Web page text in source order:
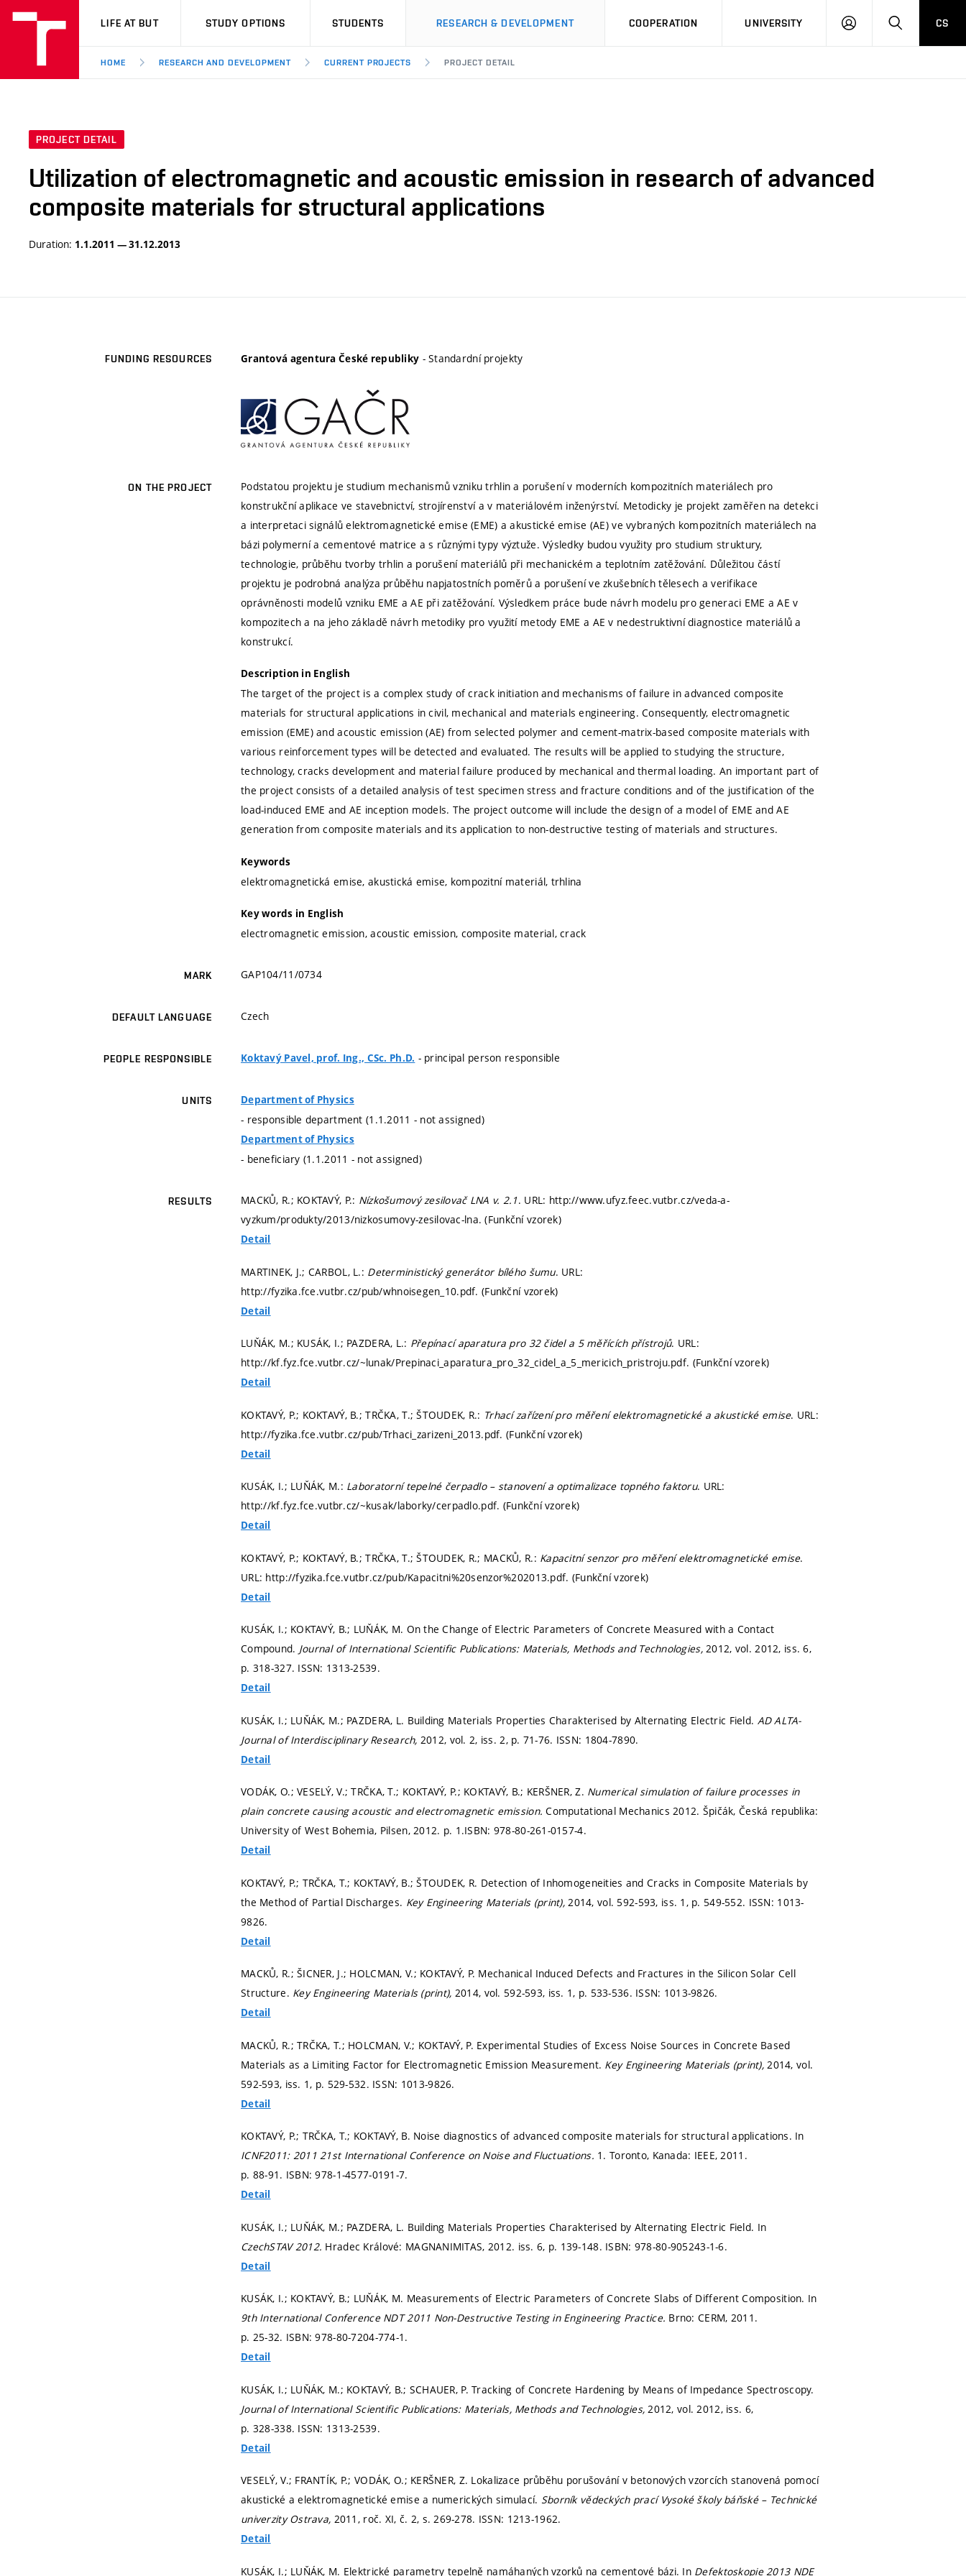
VUT
LIFE AT BUT STUDY OPTIONS STUDENTS RESEARCH & DEVELOPMENT COOPERATION UNIVERSITY
LOG
SEARCHCS
HOME RESEARCH AND DEVELOPMENT CURRENT PROJECTS PROJECT DETAIL
PROJECT DETAIL
Utilization of electromagnetic and acoustic emission in research of advanced
composite materials for structural applications
Duration: 1.1.2011 — 31.12.2013
FUNDING RESOURCES Grantová agentura České republiky - Standardní projekty
ON THE PROJECT
Podstatou projektu je studium mechanismů vzniku trhlin a porušení v moderních kompozitních materiálech pro
konstrukční aplikace ve stavebnictví, strojírenství a v materiálovém inženýrství. Metodicky je projekt zaměřen na detekci
a interpretaci signálů elektromagnetické emise (EME) a akustické emise (AE) ve vybraných kompozitních materiálech na
bázi polymerní a cementové matrice a s různými typy výztuže. Výsledky budou využity pro studium struktury,
technologie, průběhu tvorby trhlin a porušení materiálů při mechanickém a teplotním zatěžování. Důležitou částí
projektu je podrobná analýza průběhu napjatostních poměrů a porušení ve zkušebních tělesech a verifikace
oprávněnosti modelů vzniku EME a AE při zatěžování. Výsledkem práce bude návrh modelu pro generaci EME a AE v
kompozitech a na jeho základě návrh metodiky pro využití metody EME a AE v nedestruktivní diagnostice materiálů a
konstrukcí.
Description in English
The target of the project is a complex study of crack initiation and mechanisms of failure in advanced composite
materials for structural applications in civil, mechanical and materials engineering. Consequently, electromagnetic
emission (EME) and acoustic emission (AE) from selected polymer and cement-matrix-based composite materials with
various reinforcement types will be detected and evaluated. The results will be applied to studying the structure,
technology, cracks development and material failure produced by mechanical and thermal loading. An important part of
the project consists of a detailed analysis of test specimen stress and fracture conditions and of the justification of the
load-induced EME and AE inception models. The project outcome will include the design of a model of EME and AE
generation from composite materials and its application to non-destructive testing of materials and structures.
Keywords
elektromagnetická emise, akustická emise, kompozitní materiál, trhlina
Key words in English
electromagnetic emission, acoustic emission, composite material, crack
MARK GAP104/11/0734
DEFAULT LANGUAGE Czech
PEOPLE RESPONSIBLE Koktavý Pavel, prof. Ing., CSc. Ph.D. - principal person responsible
UNITS Department of Physics
- responsible department (1.1.2011 - not assigned)
Department of Physics
- beneficiary (1.1.2011 - not assigned)
RESULTS MACKŮ, R.; KOKTAVÝ, P.: Nízkošumový zesilovač LNA v. 2.1. URL: http://www.ufyz.feec.vutbr.cz/veda-a-
vyzkum/produkty/2013/nizkosumovy-zesilovac-lna. (Funkční vzorek)
Detail
MARTINEK, J.; CARBOL, L.: Deterministický generátor bílého šumu. URL:
http://fyzika.fce.vutbr.cz/pub/whnoisegen_10.pdf. (Funkční vzorek)
Detail
LUŇÁK, M.; KUSÁK, I.; PAZDERA, L.: Přepínací aparatura pro 32 čidel a 5 měřících přístrojů. URL:
http://kf.fyz.fce.vutbr.cz/~lunak/Prepinaci_aparatura_pro_32_cidel_a_5_mericich_pristroju.pdf. (Funkční vzorek)
Detail
KOKTAVÝ, P.; KOKTAVÝ, B.; TRČKA, T.; ŠTOUDEK, R.: Trhací zařízení pro měření elektromagnetické a akustické emise. URL:
http://fyzika.fce.vutbr.cz/pub/Trhaci_zarizeni_2013.pdf. (Funkční vzorek)
Detail
KUSÁK, I.; LUŇÁK, M.: Laboratorní tepelné čerpadlo – stanovení a optimalizace topného faktoru. URL:
http://kf.fyz.fce.vutbr.cz/~kusak/laborky/cerpadlo.pdf. (Funkční vzorek)
Detail
KOKTAVÝ, P.; KOKTAVÝ, B.; TRČKA, T.; ŠTOUDEK, R.; MACKŮ, R.: Kapacitní senzor pro měření elektromagnetické emise.
URL: http://fyzika.fce.vutbr.cz/pub/Kapacitni%20senzor%202013.pdf. (Funkční vzorek)
Detail
KUSÁK, I.; KOKTAVÝ, B.; LUŇÁK, M. On the Change of Electric Parameters of Concrete Measured with a Contact
Compound. Journal of International Scientific Publications: Materials, Methods and Technologies,2012, vol. 2012, iss. 6,
p. 318-327. ISSN: 1313-2539.
Detail
KUSÁK, I.; LUŇÁK, M.; PAZDERA, L. Building Materials Properties Charakterised by Alternating Electric Field. AD ALTA-
Journal of Interdisciplinary Research, 2012, vol. 2, iss. 2, p. 71-76. ISSN: 1804-7890.
Detail
VODÁK, O.; VESELÝ, V.; TRČKA, T.; KOKTAVÝ, P.; KOKTAVÝ, B.; KERŠNER, Z. Numerical simulation of failure processes in
plain concrete causing acoustic and electromagnetic emission.Computational Mechanics 2012. Špičák, Česká republika:
University of West Bohemia, Pilsen, 2012. p. 1.ISBN: 978-80-261-0157-4.
Detail
KOKTAVÝ, P.; TRČKA, T.; KOKTAVÝ, B.; ŠTOUDEK, R. Detection of Inhomogeneities and Cracks in Composite Materials by
the Method of Partial Discharges. Key Engineering Materials (print), 2014, vol. 592-593, iss. 1, p. 549-552. ISSN: 1013-
9826.
Detail
MACKŮ, R.; ŠICNER, J.; HOLCMAN, V.; KOKTAVÝ, P. Mechanical Induced Defects and Fractures in the Silicon Solar Cell
Structure. Key Engineering Materials (print), 2014, vol. 592-593, iss. 1, p. 533-536. ISSN: 1013-9826.
Detail
MACKŮ, R.; TRČKA, T.; HOLCMAN, V.; KOKTAVÝ, P. Experimental Studies of Excess Noise Sources in Concrete Based
Materials as a Limiting Factor for Electromagnetic Emission Measurement. Key Engineering Materials (print), 2014, vol.
592-593, iss. 1, p. 529-532. ISSN: 1013-9826.
Detail
KOKTAVÝ, P.; TRČKA, T.; KOKTAVÝ, B. Noise diagnostics of advanced composite materials for structural applications. In
ICNF2011: 2011 21st International Conference on Noise and Fluctuations. 1. Toronto, Kanada: IEEE, 2011.
p. 88-91. ISBN: 978-1-4577-0191-7.
Detail
KUSÁK, I.; LUŇÁK, M.; PAZDERA, L. Building Materials Properties Charakterised by Alternating Electric Field. In
CzechSTAV 2012. Hradec Králové: MAGNANIMITAS, 2012. iss. 6, p. 139-148. ISBN: 978-80-905243-1-6.
Detail
KUSÁK, I.; KOKTAVÝ, B.; LUŇÁK, M. Measurements of Electric Parameters of Concrete Slabs of Different Composition. In
9th International Conference NDT 2011 Non-Destructive Testing in Engineering Practice. Brno: CERM, 2011.
p. 25-32. ISBN: 978-80-7204-774-1.
Detail
KUSÁK, I.; LUŇÁK, M.; KOKTAVÝ, B.; SCHAUER, P. Tracking of Concrete Hardening by Means of Impedance Spectroscopy.
Journal of International Scientific Publications: Materials, Methods and Technologies, 2012, vol. 2012, iss. 6,
p. 328-338. ISSN: 1313-2539.
Detail
VESELÝ, V.; FRANTÍK, P.; VODÁK, O.; KERŠNER, Z. Lokalizace průběhu porušování v betonových vzorcích stanovená pomocí
akustické a elektromagnetické emise a numerických simulací. Sborník vědeckých prací Vysoké školy báňské – Technické
univerzity Ostrava, 2011, roč. XI, č. 2, s. 269-278. ISSN: 1213-1962.
Detail
KUSÁK, I.; LUŇÁK, M. Elektrické parametry tepelně namáhaných vzorků na cementové bázi. In Defektoskopie 2013 NDE